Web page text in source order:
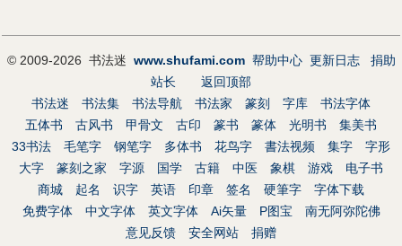
© 2009-2026 书法迷 www.shufami.com 帮助中心 更新日志
捐助
站长
返回顶部
书法迷
书法集 书法导航 书法家 篆刻 字库
书法字体
五体书
古风书 甲骨文 古印 篆书 篆体 光明书
集美书
33书法
毛笔字 钢笔字 多体书 花鸟字 書法视频 集字
字形
大字
篆刻之家 字源 国学 古籍 中医 象棋 游戏
电子书
商城
起名 识字 英语 印章 签名 硬筆字
字体下载
免费字体
中文字体 英文字体 Ai矢量 P图宝
南无阿弥陀佛
意见反馈
安全网站 捐赠